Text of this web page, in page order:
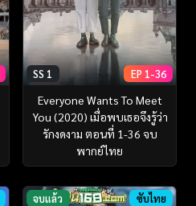
SS 1 EP 1-36
Everyone Wants To Meet
You (2020) เมื่อพบเธอจึงรู้ว่า
รักงดงาม ตอนที่ 1-36 จบ
พากย์ไทย
จบแล้ว ซับไทย